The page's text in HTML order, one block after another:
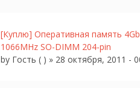
[Куплю] Оперативная память
1066MHz SO-DIMM 204-pin
by Гость ( ) » 28 октября, 2011 -